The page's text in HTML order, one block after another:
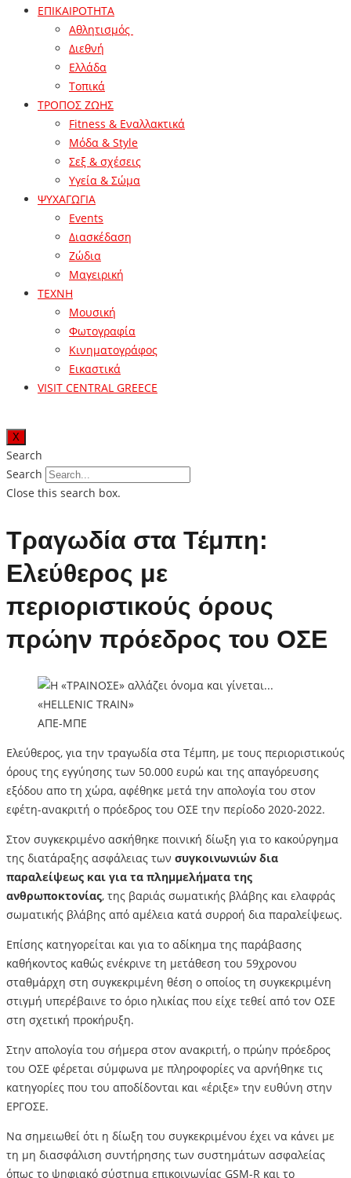
ΕΠΙΚΑΙΡΟΤΗΤΑ
Αθλητισμός
Διεθνή
Ελλάδα
Τοπικά
ΤΡΟΠΟΣ ΖΩΗΣ
Fitness & Εναλλακτικά
Μόδα & Style
Σεξ & σχέσεις
Υγεία & Σώμα
ΨΥΧΑΓΩΓΙΑ
Events
Διασκέδαση
Ζώδια
Μαγειρική
ΤΕΧΝΗ
Μουσική
Φωτογραφία
Κινηματογράφος
Εικαστικά
VISIT CENTRAL GREECE
X
Search
Search
Close this search box.
Τραγωδία στα Τέμπη:
Ελεύθερος με
περιοριστικούς όρους
πρώην πρόεδρος του ΟΣΕ
ΑΠΕ-ΜΠΕ
Ελεύθερος, για την τραγωδία στα Τέμπη, με τους περιοριστικούς
όρους της εγγύησης των 50.000 ευρώ και της απαγόρευσης
εξόδου απο τη χώρα, αφέθηκε μετά την απολογία του στον
εφέτη-ανακριτή ο πρόεδρος του ΟΣΕ την περίοδο 2020-2022.
Στον συγκεκριμένο ασκήθηκε ποινική δίωξη για το κακούργημα
της διατάραξης ασφάλειας των συγκοινωνιών δια
παραλείψεως και για τα πλημμελήματα της
ανθρωποκτονίας, της βαριάς σωματικής βλάβης και ελαφράς
σωματικής βλάβης από αμέλεια κατά συρροή δια παραλείψεως.
Επίσης κατηγορείται και για το αδίκημα της παράβασης
καθήκοντος καθώς ενέκρινε τη μετάθεση του 59χρονου
σταθμάρχη στη συγκεκριμένη θέση ο οποίος τη συγκεκριμένη
στιγμή υπερέβαινε το όριο ηλικίας που είχε τεθεί από τον ΟΣΕ
στη σχετική προκήρυξη.
Στην απολογία του σήμερα στον ανακριτή, ο πρώην πρόεδρος
του ΟΣΕ φέρεται σύμφωνα με πληροφορίες να αρνήθηκε τις
κατηγορίες που του αποδίδονται και «έριξε» την ευθύνη στην
ΕΡΓΟΣΕ.
Να σημειωθεί ότι η δίωξη του συγκεκριμένου έχει να κάνει με
τη μη διασφάλιση συντήρησης των συστημάτων ασφαλείας
όπως το ψηφιακό σύστημα επικοινωνίας GSM-R και το